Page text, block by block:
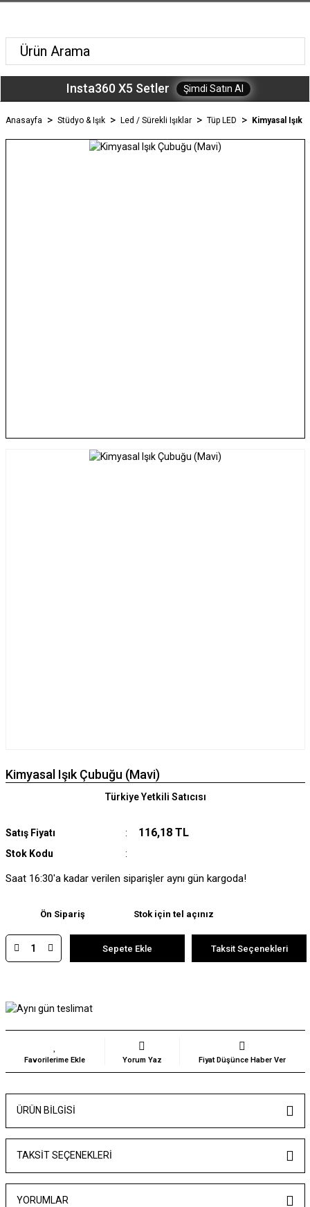
Insta360 X5 Setler Şimdi Satın Al
Anasayfa Stüdyo & Işık Led / Sürekli Işıklar Tüp LED Kimyasal Işık
Kimyasal Işık Çubuğu (Mavi)
Satış Fiyatı 116,18 TL
Stok Kodu
Türkiye Yetkili Satıcısı
Saat 16:30'a kadar verilen siparişler aynı gün kargoda!
Ön Sipariş Stok için tel açınız
Sepete Ekle Taksit Seçenekleri
Yorum Yaz Fiyat Düşünce Haber Ver
ÜRÜN BILGISI
TAKSIT SEÇENEKLERI
YORUMLAR